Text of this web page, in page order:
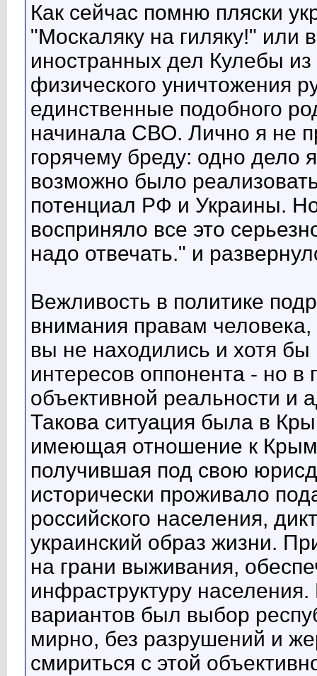
Как сейчас помню пляски
"Москаляку на гиляку!" или
иностранных дел Кулебы
физического уничтожения
единственные подобного
начинала СВО. Лично я не
горячему бреду: одно дело
возможно было
потенциал РФ и Украины.
восприняло все это
надо отвечать." и
Вежливость в политике
внимания правам человека,
вы не находились и хотя
интересов оппонента - но
объективной реальности и
Такова ситуация была в
имеющая отношение к
получившая под свою
исторически проживало
российского населения,
украинский образ жизни.
на грани выживания,
инфраструктуру
вариантов был выбор
мирно, без разрушений и
смириться с этой